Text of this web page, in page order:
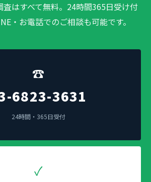
査はすべて無料。24時間365日受け付
・お電話でのご相談も可能です。
☎
6823-3631
24時間・365日受付
✓